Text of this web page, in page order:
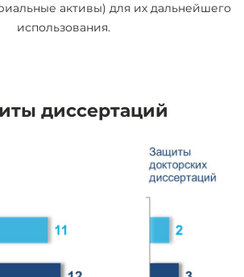
активы) для их дальнейшего
использования.
диссертаций